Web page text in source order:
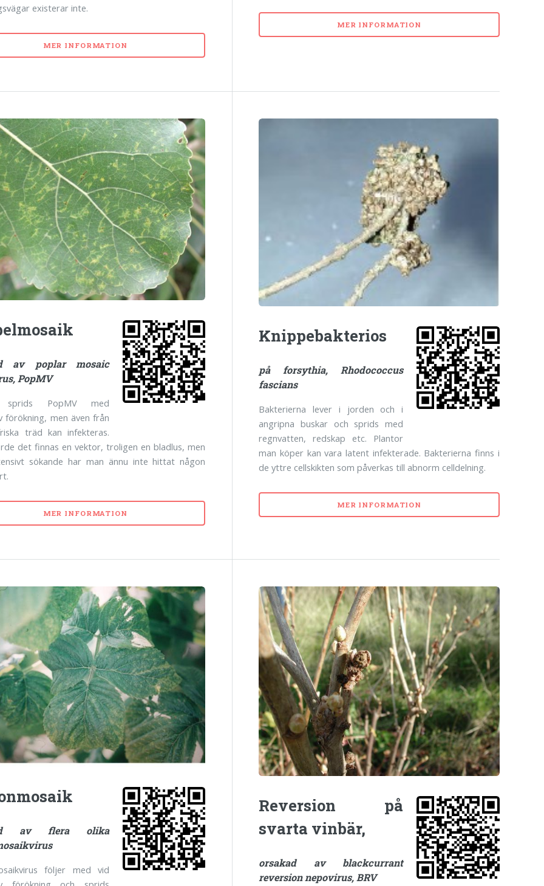
existerar inte.
MER INFORMATION
MER INFORMATION
av poplar mosaic
PopMV
sprids PopMV med
förökning, men även från
träd kan infekteras.
det finnas en vektor, troligen en bladlus, men
sökande har man ännu inte hittat någon
MER INFORMATION
Knippebakterios
på forsythia, Rhodococcus
fascians
Bakterierna lever i jorden och i
angripna buskar och sprids med
regnvatten, redskap etc. Plantor
man köper kan vara latent infekterade. Bakterierna finns i
de yttre cellskikten som påverkas till abnorm celldelning.
MER INFORMATION
av flera olika
följer med vid
Reversion på
svarta vinbär,
orsakad av blackcurrant
reversion nepovirus, BRV